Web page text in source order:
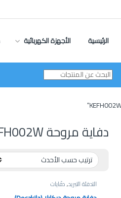
الرئيسية الأجهزة الكهربائية
دفاية مروحة KEFH002W
التدفئة التبريد,دفّايات